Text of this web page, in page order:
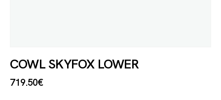
COWL SKYFOX LOWER
719.50€